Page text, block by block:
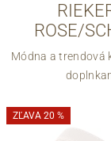
ROSE/
Módna a trendová
ZĽAVA 20 %